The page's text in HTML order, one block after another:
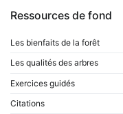
Ressources de fond
Les bienfaits de la forêt
Les qualités des arbres
Exercices guidés
Citations